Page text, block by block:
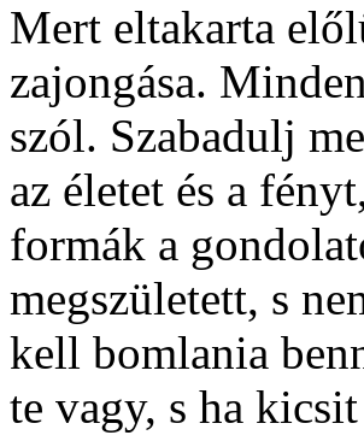
Mert eltakarta
zajongása.
szól. Szabadulj
az életet és a
formák a
megszületett, s
kell bomlania
te vagy, s ha